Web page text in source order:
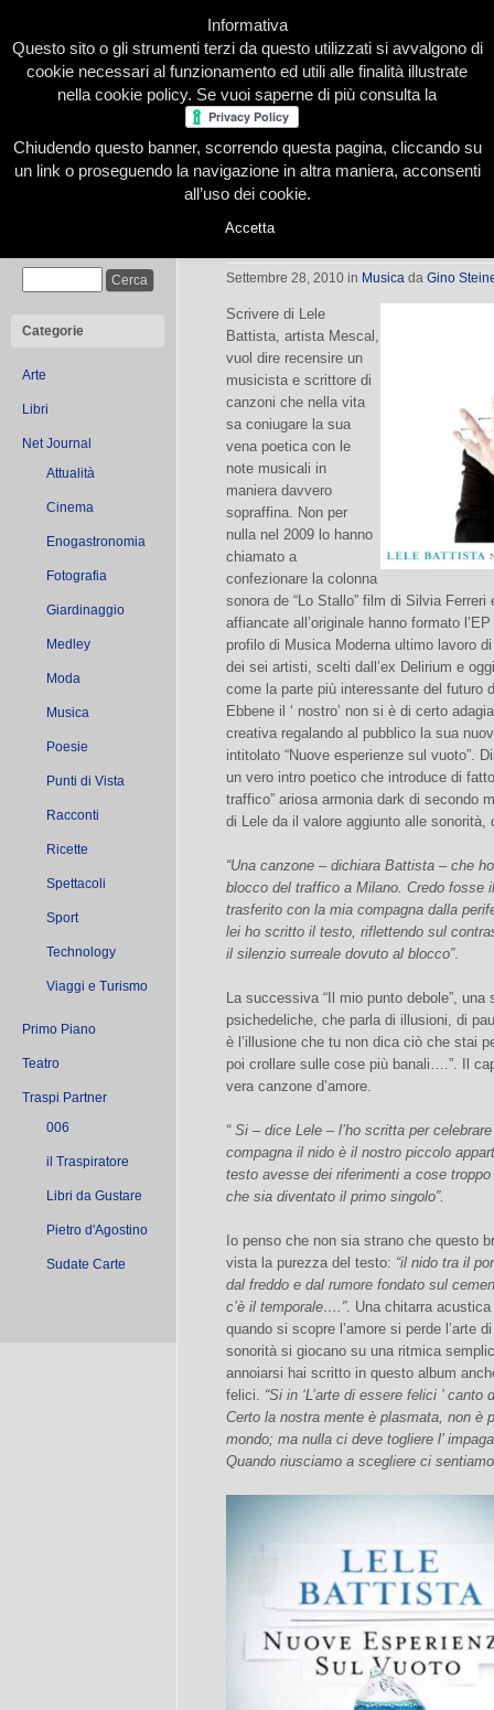
Home Presentazione Redazione Le nostre firme
Categorie
Arte
Libri
Net Journal
Attualità
Cinema
Enogastronomia
Fotografia
Giardinaggio
Medley
Moda
Musica
Poesie
Punti di Vista
Racconti
Ricette
Spettacoli
Sport
Technology
Viaggi e Turismo
Primo Piano
Teatro
Traspi Partner
006
il Traspiratore
Libri da Gustare
Pietro d'Agostino
Sudate Carte
Lele Battista e il suo nuovo album
Settembre 28, 2010 in Musica da Gino
Scrivere di Lele
Battista, artista Mescal,
vuol dire recensire un
musicista e scrittore di
canzoni che nella vita
sa coniugare la sua
vena poetica con le
note musicali in
maniera davvero
sopraffina. Non per
nulla nel 2009 lo hanno
chiamato a
confezionare la colonna
sonora de “Lo Stallo” film di Silvia
affiancate all’originale hanno formato
profilo di Musica Moderna ultimo lavoro
dei sei artisti, scelti dall’ex Delirium e
come la parte più interessante del futuro
Ebbene il ‘ nostro’ non si è di certo
creativa regalando al pubblico la sua
intitolato “Nuove esperienze sul vuoto”.
un vero intro poetico che introduce di
traffico” ariosa armonia dark di secondo
di Lele da il valore aggiunto alle sonorità,
“Una canzone – dichiara Battista – che
blocco del traffico a Milano. Credo fosse
trasferito con la mia compagna dalla
lei ho scritto il testo, riflettendo sul
il silenzio surreale dovuto al blocco”.
La successiva “Il mio punto debole”,
psichedeliche, che parla di illusioni, di
è l’illusione che tu non dica ciò che stai
poi crollare sulle cose più banali….”. Il
vera canzone d’amore.
“ Si – dice Lele – l’ho scritta per
compagna il nido è il nostro piccolo
testo avesse dei riferimenti a cose
che sia diventato il primo singolo”.
Io penso che non sia strano che questo
vista la purezza del testo: “il nido tra il
dal freddo e dal rumore fondato sul
c’è il temporale….”. Una chitarra
quando si scopre l’amore si perde l’arte
sonorità si giocano su una ritmica
annoiarsi hai scritto in questo album
felici. “Si in ‘L’arte di essere felici ’
Certo la nostra mente è plasmata, non è
mondo; ma nulla ci deve togliere l’
Quando riusciamo a scegliere ci
Informativa
Questo sito o gli strumenti terzi da questo utilizzati si avvalgono di
cookie necessari al funzionamento ed utili alle finalità illustrate
nella cookie policy. Se vuoi saperne di più consulta la
Chiudendo questo banner, scorrendo questa pagina, cliccando su
un link o proseguendo la navigazione in altra maniera, acconsenti
all’uso dei cookie.
Accetta